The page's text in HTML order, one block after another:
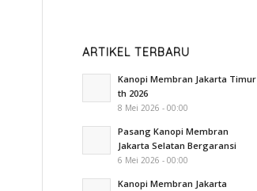
ARTIKEL TERBARU
Kanopi Membran Jakarta Timur
th 2026
8 Mei 2026 - 00:00
Pasang Kanopi Membran
Jakarta Selatan Bergaransi
6 Mei 2026 - 00:00
Kanopi Membran Jakarta